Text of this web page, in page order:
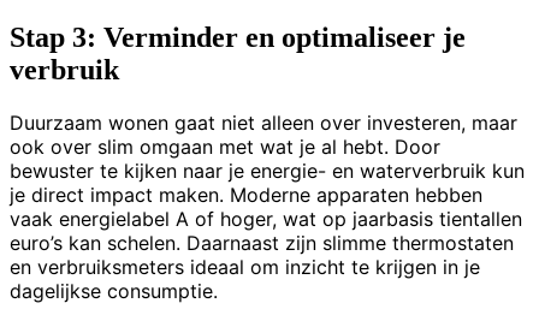
Stap 3: Verminder en optimaliseer je
verbruik
Duurzaam wonen gaat niet alleen over investeren, maar
ook over slim omgaan met wat je al hebt. Door
bewuster te kijken naar je energie- en waterverbruik kun
je direct impact maken. Moderne apparaten hebben
vaak energielabel A of hoger, wat op jaarbasis tientallen
euro’s kan schelen. Daarnaast zijn slimme thermostaten
en verbruiksmeters ideaal om inzicht te krijgen in je
dagelijkse consumptie.